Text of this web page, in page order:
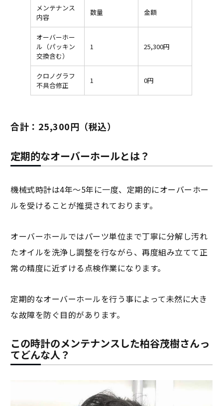
メンテナンス
内容
数量 金額
オーバーホー
ル（パッキン
交換含む）
1 25,300円
クロノグラフ
不具合修正
1 0円
合計：25,300円（税込）
定期的なオーバーホールとは？
機械式時計は4年～5年に一度、定期的にオーバーホー
ルを受けることが推奨されております。
オーバーホールではパーツ単位まで丁寧に分解し汚れ
たオイルを洗浄し調整を行ながら、再度組み立てて正
常の精度に近ずける点検作業になります。
定期的なオーバーホールを行う事によって未然に大き
な故障を防ぐ目的があります。
この時計のメンテナンスした柏谷茂樹さんっ
てどんな人？